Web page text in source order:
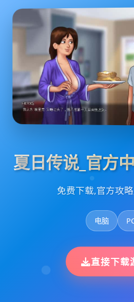
夏日传说_官方
免费下载,官方攻
电脑
直接下载